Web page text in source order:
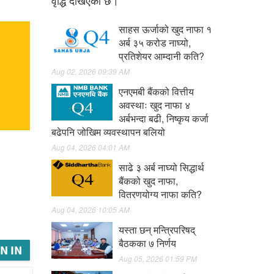
IN
साहस ऊर्जाको खुद नाफा १
अर्ब ३५ करोड नाघ्यो,
प्रतिशेयर आम्दानी कति?
Aug 02, 2026 09:39 AM
एनएमबी बैंकको वित्तीय
अवस्थाः खुद नाफा ४
अर्बभन्दा बढी, निष्कृय कर्जा
बढेपनि जोखिम व्यवस्थापन बलियो
Aug 04, 2026 04:01 AM
साढे ३ अर्ब नाघ्यो सिद्धार्थ
बैंकको खुद नाफा,
वितरणयोग्य नाफा कति?
Aug 04, 2026 10:05 AM
यस्ता छन् मन्त्रिपरिषद्
बैठकका ७ निर्णय
Aug 05, 2026 01:59 PM